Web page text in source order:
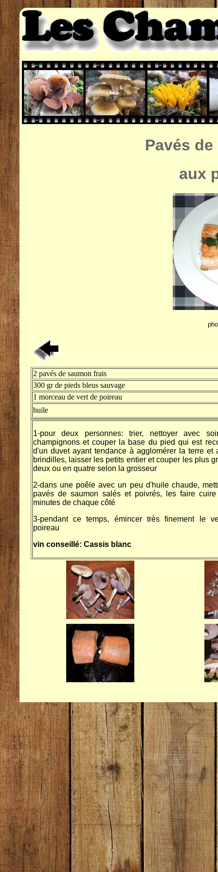
Pavés
aux
2 pavés de saumon frais
300 gr de pieds bleus sauvage
1 morceau de vert de poireau
huile
1-pour deux personnes: trier, nettoyer avec
champignons et couper la base du pied qui est
d'un duvet ayant tendance à agglomérer la terre et
brindilles, laisser les petits entier et couper les plus
deux ou en quatre selon la grosseur
2-dans une poêle avec un peu d'huile chaude,
pavés de saumon salés et poivrés, les faire
minutes de chaque côté
3-pendant ce temps, émincer très finement le
poireau
vin conseillé: Cassis blanc